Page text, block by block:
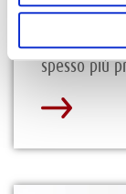
La
spesso più